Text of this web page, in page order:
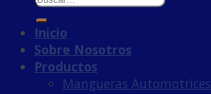
Inicio
Sobre Nosotros
Productos
Mangueras Automotrices